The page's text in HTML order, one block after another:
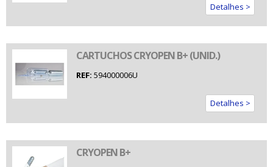
Detalhes >
CARTUCHOS CRYOPEN B+ (UNID.)
REF: 594000006U
Detalhes >
CRYOPEN B+